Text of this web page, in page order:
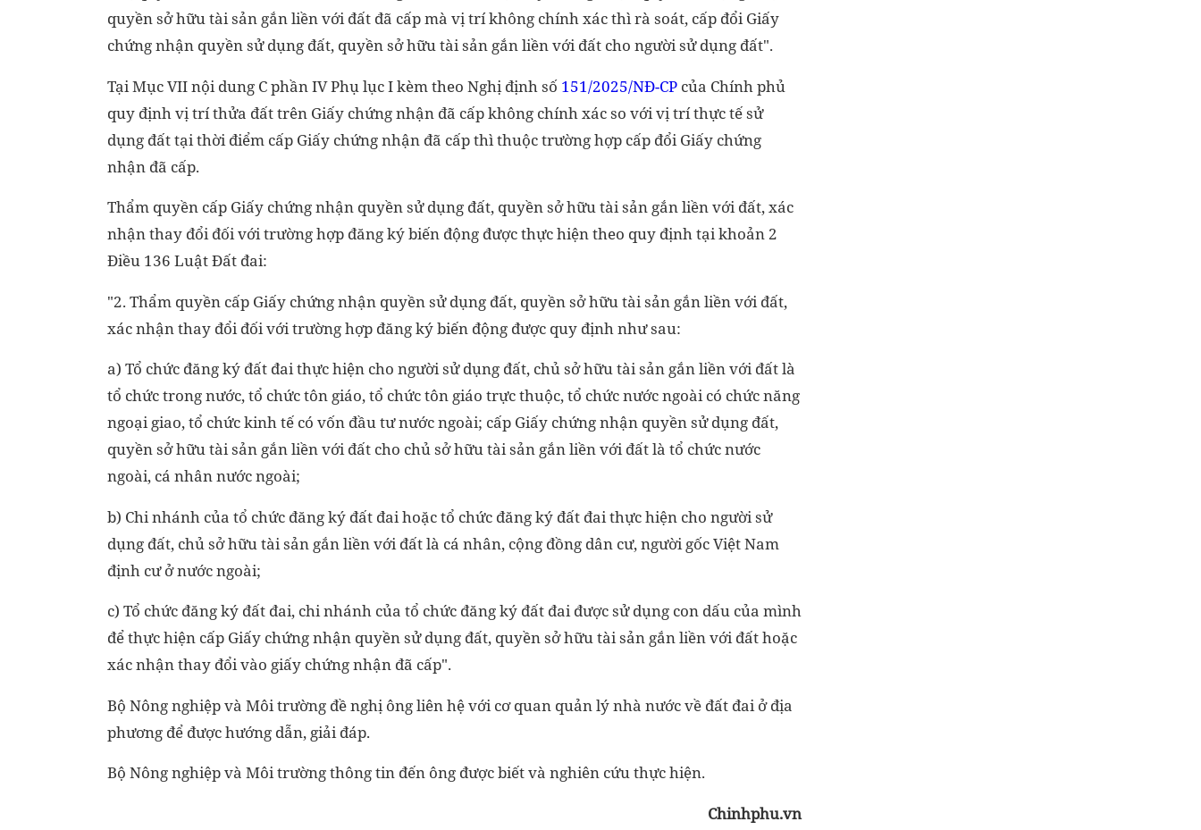
quyền sở hữu tài sản gắn liền với đất đã cấp mà vị trí không chính xác thì rà soát, cấp đổi Giấy
chứng nhận quyền sử dụng đất, quyền sở hữu tài sản gắn liền với đất cho người sử dụng đất".
Tại Mục VII nội dung C phần IV Phụ lục I kèm theo Nghị định số 151/2025/NĐ-CP của Chính phủ
quy định vị trí thửa đất trên Giấy chứng nhận đã cấp không chính xác so với vị trí thực tế sử
dụng đất tại thời điểm cấp Giấy chứng nhận đã cấp thì thuộc trường hợp cấp đổi Giấy chứng
nhận đã cấp.
Thẩm quyền cấp Giấy chứng nhận quyền sử dụng đất, quyền sở hữu tài sản gắn liền với đất, xác
nhận thay đổi đối với trường hợp đăng ký biến động được thực hiện theo quy định tại khoản 2
Điều 136 Luật Đất đai:
"2. Thẩm quyền cấp Giấy chứng nhận quyền sử dụng đất, quyền sở hữu tài sản gắn liền với đất,
xác nhận thay đổi đối với trường hợp đăng ký biến động được quy định như sau:
a) Tổ chức đăng ký đất đai thực hiện cho người sử dụng đất, chủ sở hữu tài sản gắn liền với đất là
tổ chức trong nước, tổ chức tôn giáo, tổ chức tôn giáo trực thuộc, tổ chức nước ngoài có chức năng
ngoại giao, tổ chức kinh tế có vốn đầu tư nước ngoài; cấp Giấy chứng nhận quyền sử dụng đất,
quyền sở hữu tài sản gắn liền với đất cho chủ sở hữu tài sản gắn liền với đất là tổ chức nước
ngoài, cá nhân nước ngoài;
b) Chi nhánh của tổ chức đăng ký đất đai hoặc tổ chức đăng ký đất đai thực hiện cho người sử
dụng đất, chủ sở hữu tài sản gắn liền với đất là cá nhân, cộng đồng dân cư, người gốc Việt Nam
định cư ở nước ngoài;
c) Tổ chức đăng ký đất đai, chi nhánh của tổ chức đăng ký đất đai được sử dụng con dấu của mình
để thực hiện cấp Giấy chứng nhận quyền sử dụng đất, quyền sở hữu tài sản gắn liền với đất hoặc
xác nhận thay đổi vào giấy chứng nhận đã cấp".
Bộ Nông nghiệp và Môi trường đề nghị ông liên hệ với cơ quan quản lý nhà nước về đất đai ở địa
phương để được hướng dẫn, giải đáp.
Bộ Nông nghiệp và Môi trường thông tin đến ông được biết và nghiên cứu thực hiện.
Chinhphu.vn